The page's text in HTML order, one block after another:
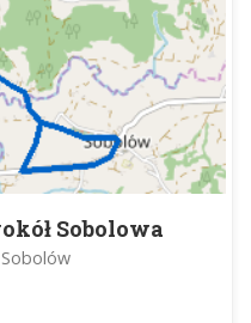
Sobolowa